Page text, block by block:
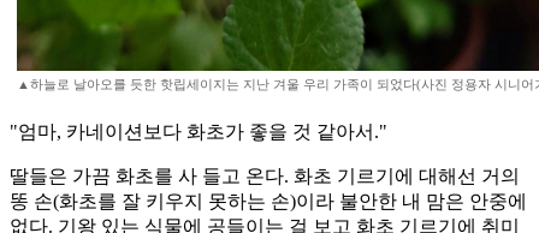
▲하늘로 날아오를 듯한 핫립세이지는 지난 겨울 우리 가족이 되었다(사진 정용자 시니어
"엄마, 카네이션보다 화초가 좋을 것 같아서."
딸들은 가끔 화초를 사 들고 온다. 화초 기르기에 대해선 거의
똥 손(화초를 잘 키우지 못하는 손)이라 불안한 내 맘은 안중에
없다. 기왕 있는 식물에 공들이는 걸 보고 화초 기르기에 취미